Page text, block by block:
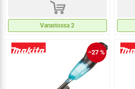
d
Varastossa 2
−27 %